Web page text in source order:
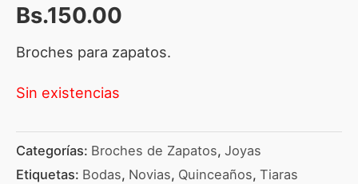
Bs.150.00
Broches para zapatos.
Sin existencias
Categorías: Broches de Zapatos, Joyas
Etiquetas: Bodas, Novias, Quinceaños, Tiaras